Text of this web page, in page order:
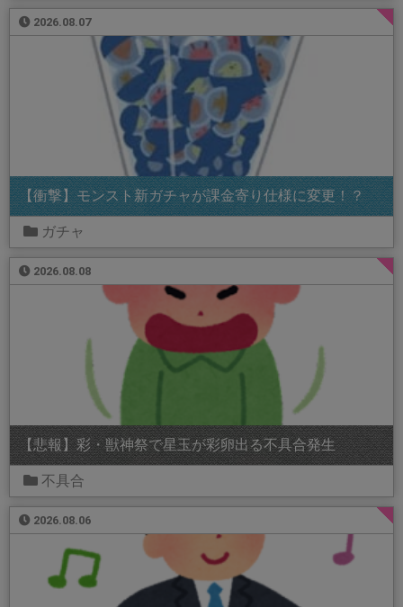
2026.08.07
【衝撃】モンスト新ガチャが課金寄り仕様に変更！？
ガチャ
2026.08.08
【悲報】彩・獣神祭で星玉が彩卵出る不具合発生
不具合
2026.08.06